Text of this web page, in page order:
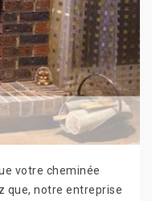
votre cheminée
que, notre entreprise